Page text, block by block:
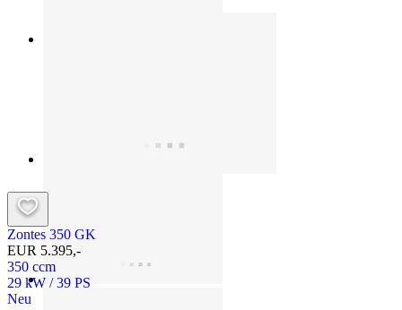
Zontes 350 GK
EUR 5.395,-
350 ccm
29 kW / 39 PS
Neu